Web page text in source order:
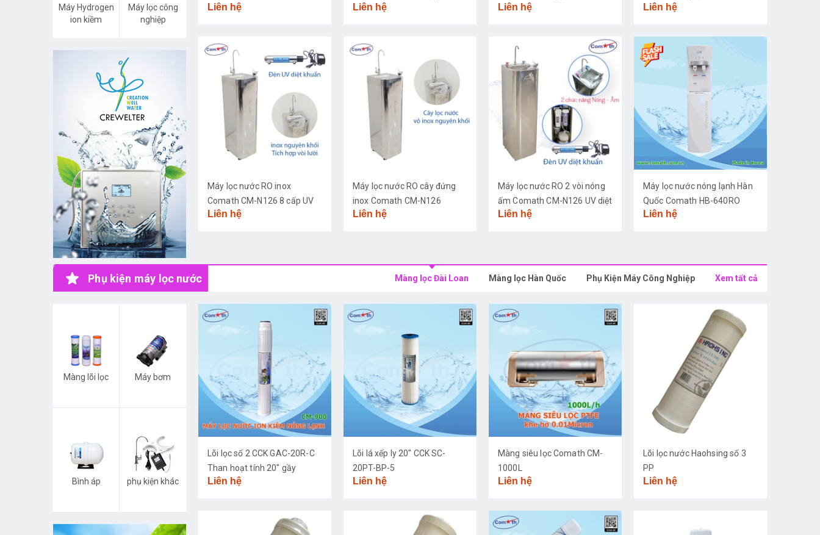
Máy Hydrogen
ion kiềm
Máy lọc công
nghiệp
Liên hệ
cao cấp
Liên hệ Liên hệ Liên hệ
Máy lọc nước RO inox
Comath CM-N126 8 cấp UV
diệt khuẩn
Liên hệ
Máy lọc nước RO cây đứng
inox Comath CM-N126
Liên hệ
Máy lọc nước RO 2 vòi nóng
ấm Comath CM-N126 UV diệt
khuẩn
Liên hệ
Máy lọc nước nóng lạnh Hàn
Quốc Comath HB-640RO
Liên hệ
Phụ kiện máy lọc nước Màng lọc Đài Loan Màng lọc Hàn Quốc Phụ Kiện Máy Công Nghiệp Xem tất cả
Màng lõi lọc Máy bơm
Bình áp phụ kiện khác
Lõi lọc số 2 CCK GAC-20R-C
Than hoạt tính 20" gầy
Liên hệ
Lõi lá xếp ly 20" CCK SC-
20PT-BP-5
Liên hệ
Màng siêu lọc Comath CM-
1000L
Liên hệ
Lõi lọc nước Haohsing số 3
PP
Liên hệ